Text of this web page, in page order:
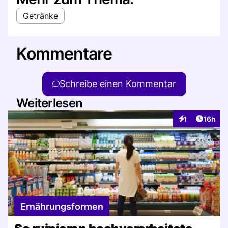
Getränke
Kommentare
Schreibe einen Kommentar
Weiterlesen
1
Interaktionen
Artikel
16h
Ernährungsformen